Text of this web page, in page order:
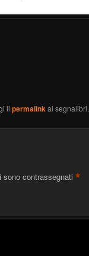
il permalinkai segnalibri.
sono contrassegnati *